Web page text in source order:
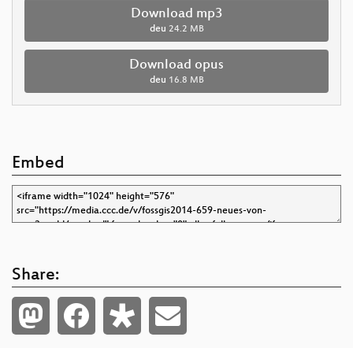
Download mp3
deu 24.2 MB
Download opus
deu 16.8 MB
Embed
Share: